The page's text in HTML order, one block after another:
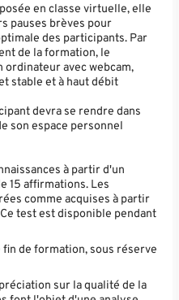
en classe virtuelle, elle
pauses brèves pour
des participants. Par
de la formation, le
avec webcam,
stable et à haut débit
devra se rendre dans
son espace personnel
à partir d'un
15 affirmations. Les
comme acquises à partir
test est disponible pendant
de formation, sous réserve
sur la qualité de la